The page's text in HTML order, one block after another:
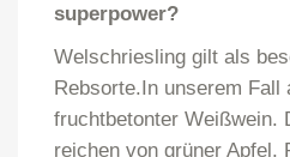
superpower?
Welschriesling gilt als
Rebsorte.In unserem Fall
fruchtbetonter Weißwein.
reichen von grüner Apfel,